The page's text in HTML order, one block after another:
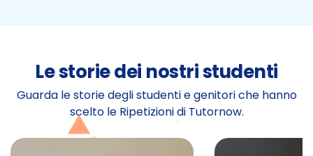
Le storie dei nostri studenti
Guarda le storie degli studenti e genitori che hanno
scelto le Ripetizioni di Tutornow.